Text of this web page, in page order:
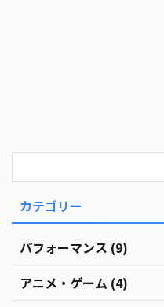
カテゴリー
パフォーマンス (9)
アニメ・ゲーム (4)